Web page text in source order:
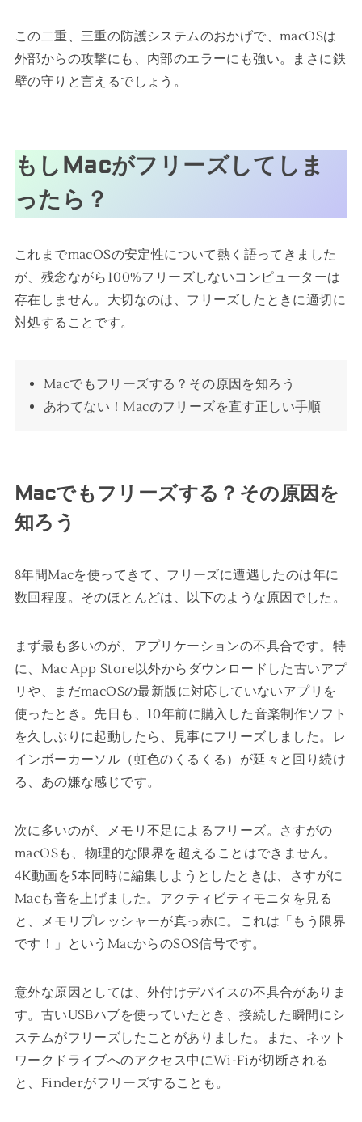
この二重、三重の防護システムのおかげで、macOSは
外部からの攻撃にも、内部のエラーにも強い。まさに鉄
壁の守りと言えるでしょう。
もしMacがフリーズしてしま
ったら？
これまでmacOSの安定性について熱く語ってきました
が、残念ながら100%フリーズしないコンピューターは
存在しません。大切なのは、フリーズしたときに適切に
対処することです。
Macでもフリーズする？その原因を知ろう
あわてない！Macのフリーズを直す正しい手順
Macでもフリーズする？その原因を
知ろう
8年間Macを使ってきて、フリーズに遭遇したのは年に
数回程度。そのほとんどは、以下のような原因でした。
まず最も多いのが、アプリケーションの不具合です。特
に、Mac App Store以外からダウンロードした古いアプ
リや、まだmacOSの最新版に対応していないアプリを
使ったとき。先日も、10年前に購入した音楽制作ソフト
を久しぶりに起動したら、見事にフリーズしました。レ
インボーカーソル（虹色のくるくる）が延々と回り続け
る、あの嫌な感じです。
次に多いのが、メモリ不足によるフリーズ。さすがの
macOSも、物理的な限界を超えることはできません。
4K動画を5本同時に編集しようとしたときは、さすがに
Macも音を上げました。アクティビティモニタを見る
と、メモリプレッシャーが真っ赤に。これは「もう限界
です！」というMacからのSOS信号です。
意外な原因としては、外付けデバイスの不具合がありま
す。古いUSBハブを使っていたとき、接続した瞬間にシ
ステムがフリーズしたことがありました。また、ネット
ワークドライブへのアクセス中にWi-Fiが切断される
と、Finderがフリーズすることも。